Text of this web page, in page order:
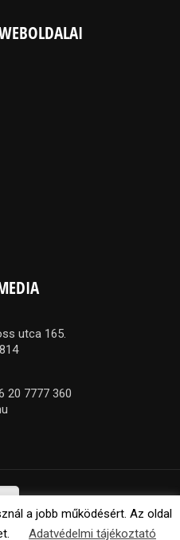
utca 165.
20 7777 360
a jobb működésért. Az oldal
Adatvédelmi tájékoztató